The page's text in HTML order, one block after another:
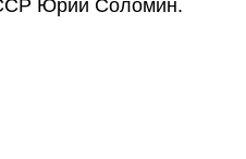
Юрий Соломин.